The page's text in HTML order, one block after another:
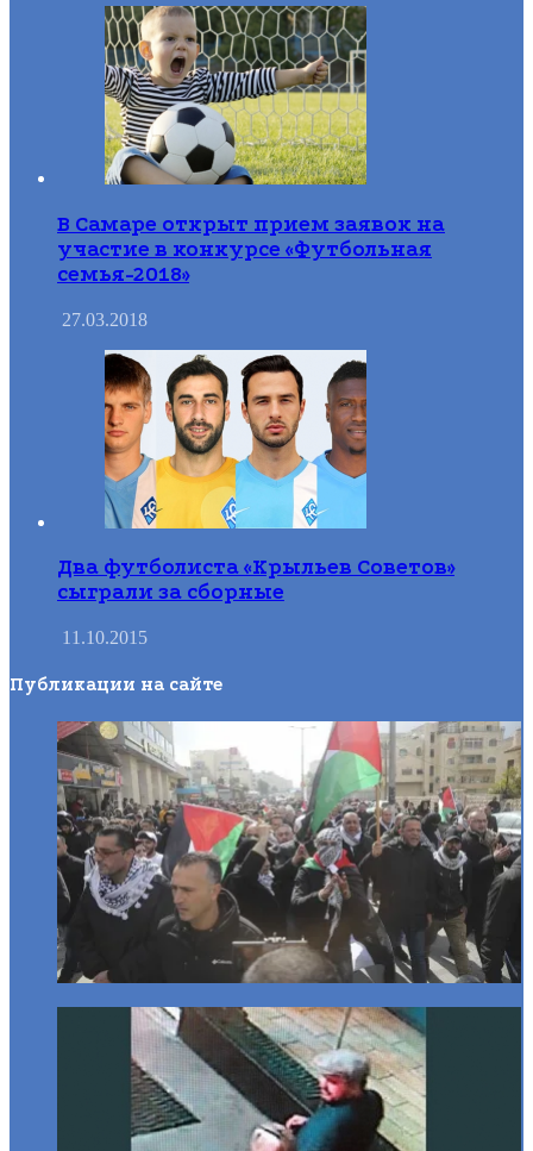
В Самаре открыт прием заявок на
участие в конкурсе «Футбольная
семья-2018»
27.03.2018
Два футболиста «Крыльев Советов»
сыграли за сборные
11.10.2015
Публикации на сайте